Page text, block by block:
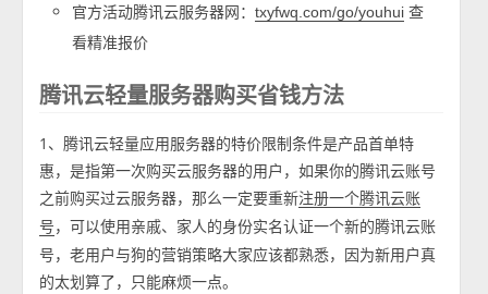
官方活动腾讯云服务器网：txyfwq.com/go/youhui 查
看精准报价
腾讯云轻量服务器购买省钱方法
1、腾讯云轻量应用服务器的特价限制条件是产品首单特
惠，是指第一次购买云服务器的用户，如果你的腾讯云账号
之前购买过云服务器，那么一定要重新注册一个腾讯云账
号，可以使用亲戚、家人的身份实名认证一个新的腾讯云账
号，老用户与狗的营销策略大家应该都熟悉，因为新用户真
的太划算了，只能麻烦一点。